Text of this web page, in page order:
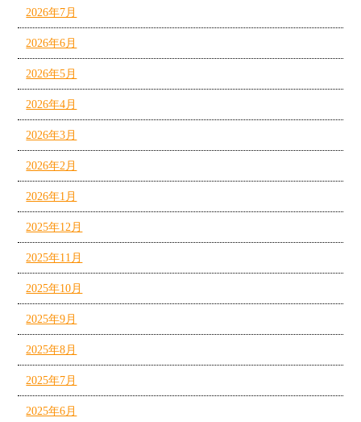
2026年7月
2026年6月
2026年5月
2026年4月
2026年3月
2026年2月
2026年1月
2025年12月
2025年11月
2025年10月
2025年9月
2025年8月
2025年7月
2025年6月